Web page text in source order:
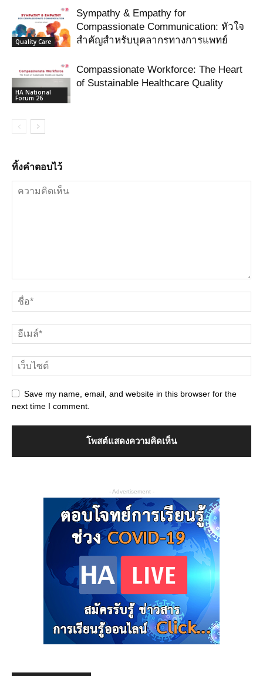
Quality Care
Sympathy & Empathy for
Compassionate Communication: หัวใจ
สำคัญสำหรับบุคลากรทางการแพทย์
HA National
Forum 26
Compassionate Workforce: The Heart
of Sustainable Healthcare Quality
ทิ้งคำตอบไว้
Save my name, email, and website in this browser for the
next time I comment.
- Advertisement -